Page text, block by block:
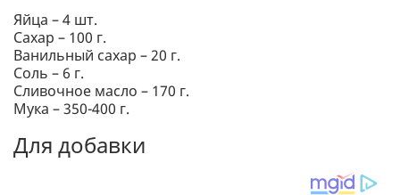
Яйца – 4 шт.
Сахар – 100 г.
Ванильный сахар – 20 г.
Соль – 6 г.
Сливочное масло – 170 г.
Мука – 350-400 г.
Для добавки